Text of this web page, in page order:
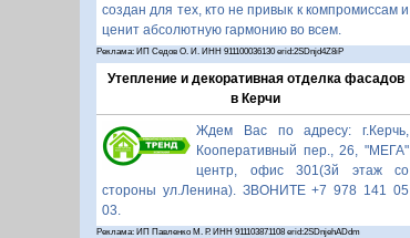
создан для тех, кто не привык к компромиссам и
ценит абсолютную гармонию во всем.
Реклама: ИП Седов О. И. ИНН 911100036130 erid:2SDnjd4Z8iP
Утепление и декоративная отделка фасадов
в Керчи
Ждем Вас по адресу: г.Керчь,
Кооперативный пер., 26, "МЕГА"
центр, офис 301(3й этаж со
стороны ул.Ленина). ЗВОНИТЕ +7 978 141 05
03.
Реклама: ИП Павленко М. Р. ИНН 911103871108 erid:2SDnjehADdm